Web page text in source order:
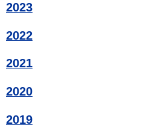
2023
2022
2021
2020
2019